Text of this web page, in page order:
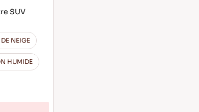
SUV
NEIGE
HUMIDE